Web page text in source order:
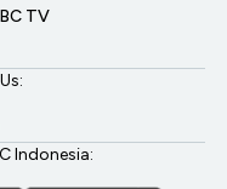
TV
Indonesia: